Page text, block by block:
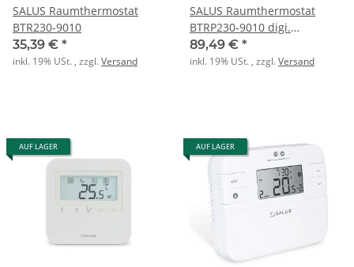
SALUS Raumthermostat
BTR230-9010
35,39 € *
inkl. 19% USt. , zzgl.Versand
SALUS Raumthermostat
BTRP230-9010 digi.
elektronisch 55x55mm
89,49 € *
inkl. 19% USt. , zzgl.Versand
AUF LAGER AUF LAGER